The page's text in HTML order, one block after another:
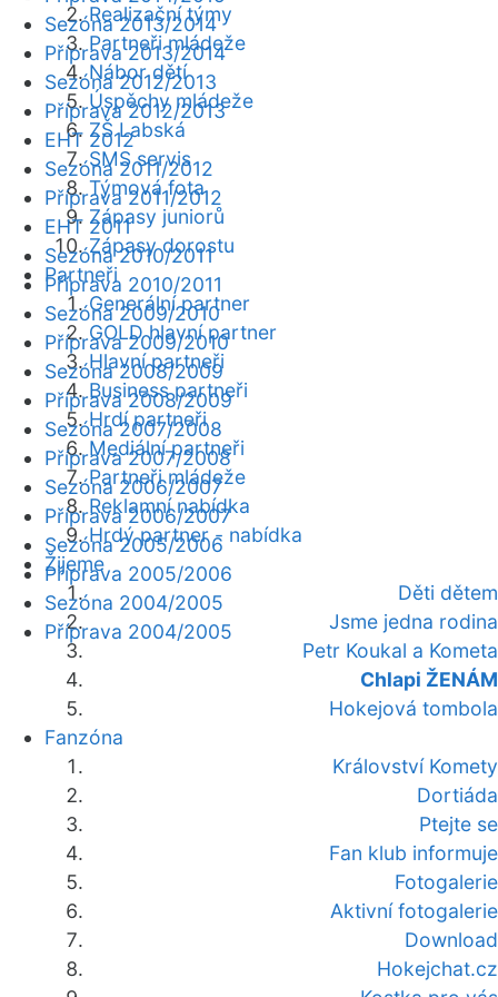
Realizační týmy
Partneři mládeže
Nábor dětí
Úspěchy mládeže
ZŠ Labská
SMS servis
Týmová fota
Zápasy juniorů
Zápasy dorostu
Partneři
Generální partner
GOLD hlavní partner
Hlavní partneři
Business partneři
Hrdí partneři
Mediální partneři
Partneři mládeže
Reklamní nabídka
Hrdý partner - nabídka
Žijeme
Děti dětem
Jsme jedna rodina
Petr Koukal a Kometa
Chlapi ŽENÁM
Hokejová tombola
Fanzóna
Království Komety
Dortiáda
Ptejte se
Fan klub informuje
Fotogalerie
Aktivní fotogalerie
Download
Hokejchat.cz
Sezóna 2013/2014
Příprava 2013/2014
Sezóna 2012/2013
Příprava 2012/2013
EHT 2012
Sezóna 2011/2012
Příprava 2011/2012
EHT 2011
Sezóna 2010/2011
Příprava 2010/2011
Sezóna 2009/2010
Příprava 2009/2010
Sezóna 2008/2009
Příprava 2008/2009
Sezóna 2007/2008
Příprava 2007/2008
Sezóna 2006/2007
Příprava 2006/2007
Sezóna 2005/2006
Příprava 2005/2006
Sezóna 2004/2005
Příprava 2004/2005